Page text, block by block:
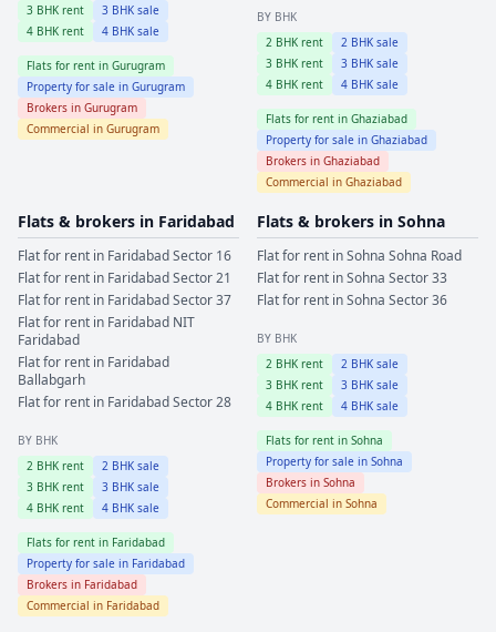
3 BHK rent 3 BHK sale
4 BHK rent 4 BHK sale
Flats for rent in Gurugram
Property for sale in Gurugram
Brokers in Gurugram
Commercial in Gurugram
BY BHK
2 BHK rent 2 BHK sale
3 BHK rent 3 BHK sale
4 BHK rent 4 BHK sale
Flats for rent in Ghaziabad
Property for sale in Ghaziabad
Brokers in Ghaziabad
Commercial in Ghaziabad
Flats & brokers in Faridabad
Flat for rent in FaridabadSector 16
Flat for rent in FaridabadSector 21
Flat for rent in FaridabadSector 37
Flat for rent in Faridabad NIT
Faridabad
Flat for rent in Faridabad
Ballabgarh
Flat for rent in FaridabadSector 28
BY BHK
2 BHK rent 2 BHK sale
3 BHK rent 3 BHK sale
4 BHK rent 4 BHK sale
Flats for rent in Faridabad
Property for sale in Faridabad
Brokers in Faridabad
Commercial in Faridabad
Flats & brokers in Sohna
Flat for rent inSohna Sohna Road
Flat for rent inSohna Sector 33
Flat for rent inSohna Sector 36
BY BHK
2 BHK rent 2 BHK sale
3 BHK rent 3 BHK sale
4 BHK rent 4 BHK sale
Flats for rent in Sohna
Property for sale in Sohna
Brokers in Sohna
Commercial in Sohna